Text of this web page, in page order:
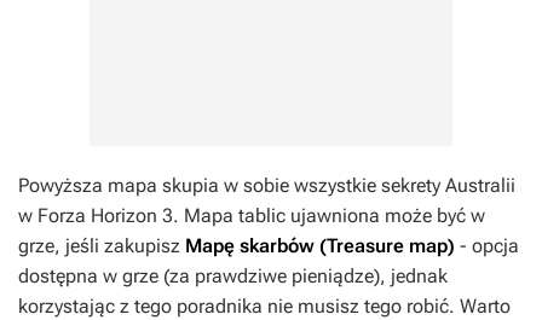
Powyższa mapa skupia w sobie wszystkie sekrety Australii
w Forza Horizon 3. Mapa tablic ujawniona może być w
grze, jeśli zakupisz Mapę skarbów (Treasure map) - opcja
dostępna w grze (za prawdziwe pieniądze), jednak
korzystając z tego poradnika nie musisz tego robić. Warto